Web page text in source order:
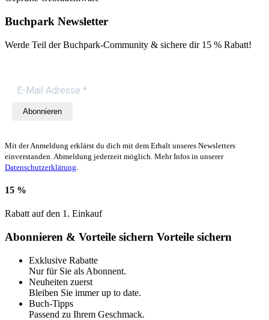
Buchpark Newsletter
Werde Teil der Buchpark-Community & sichere dir 15 % Rabatt!
Abonnieren
Mit der Anmeldung erklärst du dich mit dem Erhalt unseres Newsletters
einverstanden. Abmeldung jederzeit möglich. Mehr Infos in unserer
Datenschutzerklärung
15 %
Rabatt auf den 1. Einkauf
Abonnieren & Vorteile sichern Vorteile sichern
Exklusive Rabatte
Nur für Sie als Abonnent.
Neuheiten zuerst
Bleiben Sie immer up to date.
Buch-Tipps
Passend zu Ihrem Geschmack.